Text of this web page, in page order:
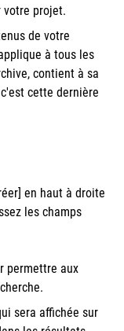
projet.
de votre
à tous les
contient à sa
cette dernière
en haut à droite
les champs
permettre aux
sera affichée sur